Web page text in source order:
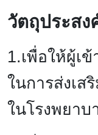
วัตถุประสง
1.เพื่อให้ผู้เ
ในการส่งเส
ในโรงพยาบ